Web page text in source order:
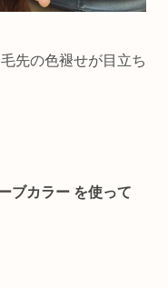
先の色褪せが目立ち
ブカラー を使って